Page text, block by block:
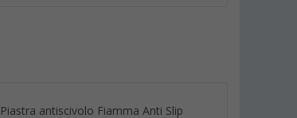
Piastra antiscivolo Fiamma Anti Slip